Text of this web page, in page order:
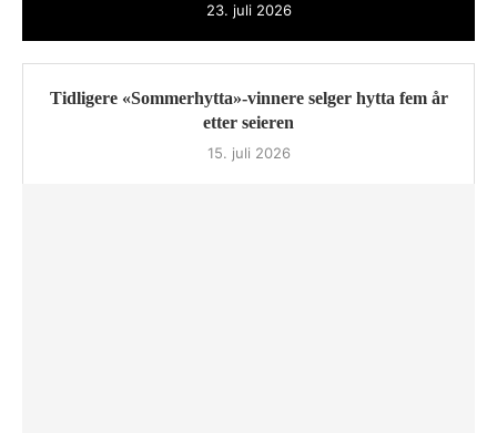
23. juli 2026
Tidligere «Sommerhytta»-vinnere selger hytta fem år
etter seieren
15. juli 2026